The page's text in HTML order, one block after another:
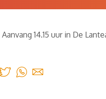
14.15 uur in De